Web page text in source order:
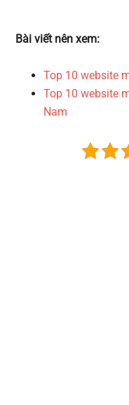
Bài viết nên xem:
Top 10 website
Top 10 website
Nam